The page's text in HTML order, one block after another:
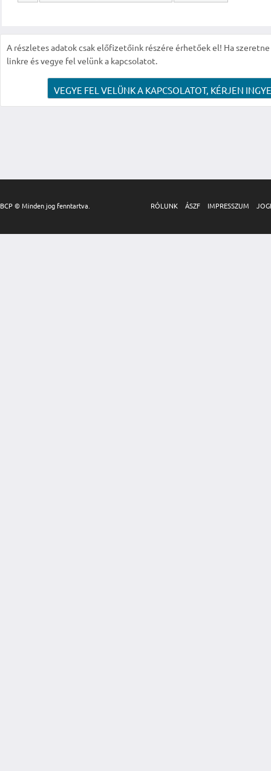
A részletes adatok csak előfizetőink részére érhetőek el! Ha
linkre és vegye fel velünk a kapcsolatot.
VEGYE FEL VELÜNK A KAPCSOLATOT, KÉRJEN
BCP © Minden jog fenntartva. RÓLUNK ÁSZF IMPRESSZUM